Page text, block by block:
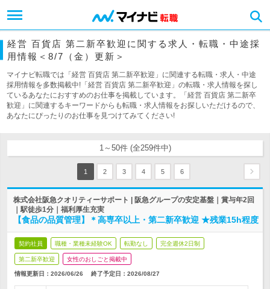
経営 百貨店 第二新卒歓迎に関する求人・転職・中途採
用情報＜8/7（金）更新＞
マイナビ転職では「経営 百貨店 第二新卒歓迎」に関連する転職・求人・中途
採用情報を多数掲載中!「経営 百貨店 第二新卒歓迎」の転職・求人情報を探し
ているあなたにおすすめのお仕事を掲載しています。「経営 百貨店 第二新卒
歓迎」に関連するキーワードからも転職・求人情報をお探しいただけるので、
あなたにぴったりのお仕事を見つけてみてください!
1～50件 (全259件中)
1 2 3 4 5 6
株式会社阪急クオリティーサポート | 阪急グループの安定基盤｜賞与年2回
｜駅徒歩1分｜福利厚生充実
【食品の品質管理】＊高専卒以上・第二新卒歓迎 ★残業15h程度
契約社員 職種・業種未経験OK 転勤なし 完全週休2日制
第二新卒歓迎 女性のおしごと掲載中
情報更新日：2026/06/26 終了予定日： 2026/08/27